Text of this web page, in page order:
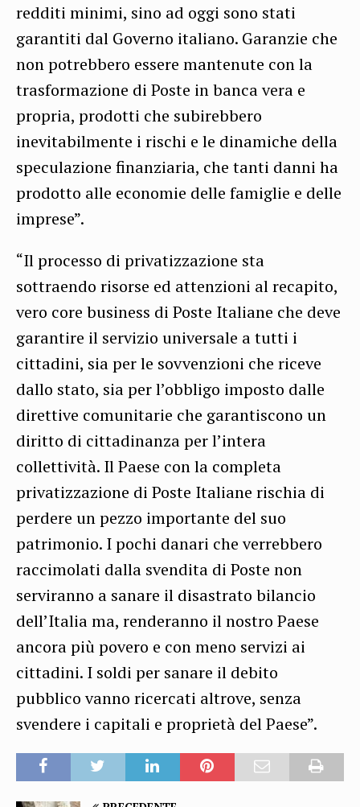
redditi minimi, sino ad oggi sono stati
garantiti dal Governo italiano. Garanzie che
non potrebbero essere mantenute con la
trasformazione di Poste in banca vera e
propria, prodotti che subirebbero
inevitabilmente i rischi e le dinamiche della
speculazione finanziaria, che tanti danni ha
prodotto alle economie delle famiglie e delle
imprese”.
“Il processo di privatizzazione sta
sottraendo risorse ed attenzioni al recapito,
vero core business di Poste Italiane che deve
garantire il servizio universale a tutti i
cittadini, sia per le sovvenzioni che riceve
dallo stato, sia per l’obbligo imposto dalle
direttive comunitarie che garantiscono un
diritto di cittadinanza per l’intera
collettività. Il Paese con la completa
privatizzazione di Poste Italiane rischia di
perdere un pezzo importante del suo
patrimonio. I pochi danari che verrebbero
raccimolati dalla svendita di Poste non
serviranno a sanare il disastrato bilancio
dell’Italia ma, renderanno il nostro Paese
ancora più povero e con meno servizi ai
cittadini. I soldi per sanare il debito
pubblico vanno ricercati altrove, senza
svendere i capitali e proprietà del Paese”.